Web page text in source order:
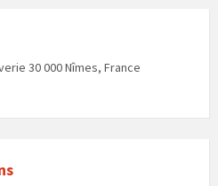
30 000 Nîmes, France